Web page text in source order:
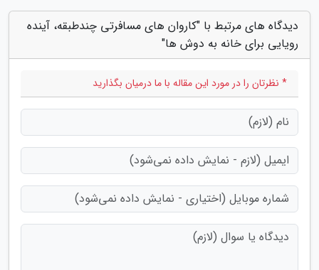
دیدگاه های مرتبط با "کاروان های مسافرتی چندطبقه، آینده
رویایی برای خانه به دوش ها"
* نظرتان را در مورد این مقاله با ما درمیان بگذارید